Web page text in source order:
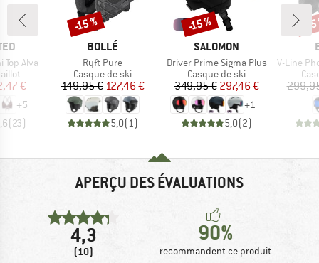
Alva
réduit
€
+5
(23)
MARQUE
BOLLÉ
Article
Ryft Pure
Product group
Casque de ski
Prix
149,95 €Prix réduit
127,46 €
5,0(1)
Remise
-15 %
MARQUE
SALOMON
Article
Driver Prime Sigma Plus
Product group
Casque de ski
Prix
349,95 €Prix réduit
297,46 €
+1
5,0(2)
Remise
-15 %
Article
V-Line
-
APERÇU DES ÉVALUATIONS
4,3
(10)
90%
recommandent ce produit